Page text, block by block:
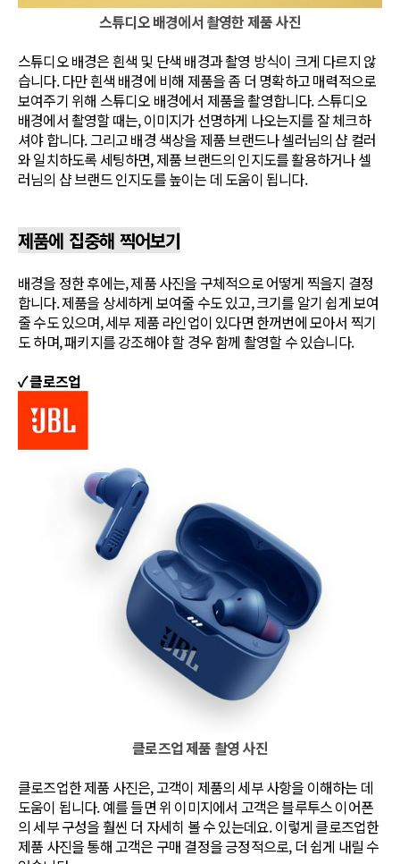
스튜디오 배경에서 촬영한 제품 사진
스튜디오 배경은 흰색 및 단색 배경과 촬영 방식이 크게 다르지 않
습니다. 다만 흰색 배경에 비해 제품을 좀 더 명확하고 매력적으로
보여주기 위해 스튜디오 배경에서 제품을 촬영합니다. 스튜디오
배경에서 촬영할 때는, 이미지가 선명하게 나오는지를 잘 체크하
셔야 합니다. 그리고 배경 색상을 제품 브랜드나 셀러님의 샵 컬러
와 일치하도록 세팅하면, 제품 브랜드의 인지도를 활용하거나 셀
러님의 샵 브랜드 인지도를 높이는 데 도움이 됩니다.
제품에 집중해 찍어보기
배경을 정한 후에는, 제품 사진을 구체적으로 어떻게 찍을지 결정
합니다. 제품을 상세하게 보여줄 수도 있고, 크기를 알기 쉽게 보여
줄 수도 있으며, 세부 제품 라인업이 있다면 한꺼번에 모아서 찍기
도 하며, 패키지를 강조해야 할 경우 함께 촬영할 수 있습니다.
✓ 클로즈업
클로즈업 제품 촬영 사진
클로즈업한 제품 사진은, 고객이 제품의 세부 사항을 이해하는 데
도움이 됩니다. 예를 들면 위 이미지에서 고객은 블루투스 이어폰
의 세부 구성을 훨씬 더 자세히 볼 수 있는데요. 이렇게 클로즈업한
제품 사진을 통해 고객은 구매 결정을 긍정적으로, 더 쉽게 내릴 수